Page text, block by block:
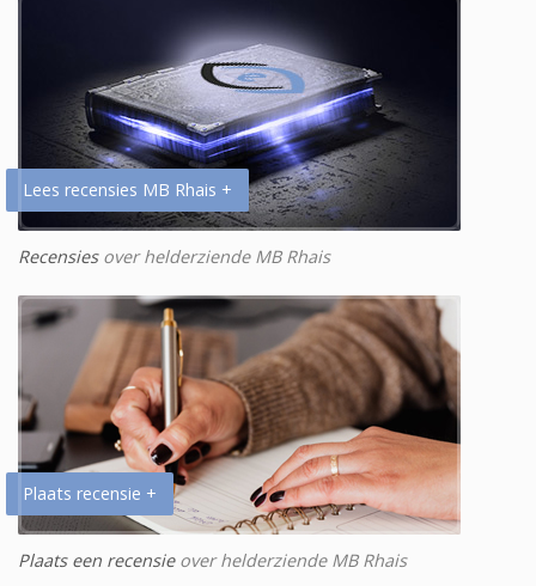
Lees recensies MB Rhais +
Recensiesover helderziende MB Rhais
Plaats recensie +
Plaats een recensieover helderziende MB Rhais